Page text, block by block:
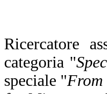
Ricercatore
categoria "
speciale "From